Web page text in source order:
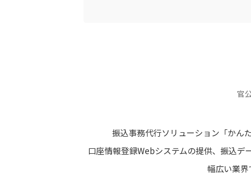
官
振込事務代行ソリューション「かん
口座情報登録Webシステムの提供、振込デ
幅広い業界